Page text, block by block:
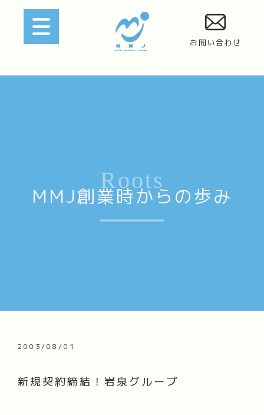
お問い合わせ
Roots
MMJ創業時からの歩み
2003/08/01
新規契約締結！岩泉グループ